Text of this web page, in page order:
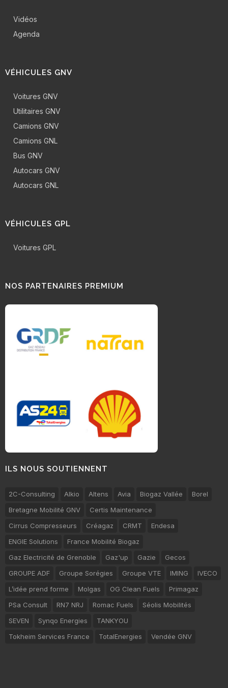
Vidéos
Agenda
VÉHICULES GNV
Voitures GNV
Utilitaires GNV
Camions GNV
Camions GNL
Bus GNV
Autocars GNV
Autocars GNL
VÉHICULES GPL
Voitures GPL
NOS PARTENAIRES PREMIUM
ILS NOUS SOUTIENNENT
2C-Consulting Alkio Altens Avia Biogaz Vallée
Borel
Bretagne Mobilité GNV
Certis Maintenance
Cirrus Compresseurs
Créagaz CRMT
Endesa
ENGIE Solutions
France Mobilité Biogaz
Gaz Electricité de Grenoble
Gaz'up Gazie
Gecos
GROUPE ADF
Groupe Sorégies Groupe VTE IMING
IVECO
L’idée prend forme
Molgas OG Clean Fuels
Primagaz
PSa Consult
RN7 NRJ Romac Fuels
Séolis Mobilités
SEVEN
Synqo Energies
TANKYOU
Tokheim Services France
TotalEnergies Vendée GNV